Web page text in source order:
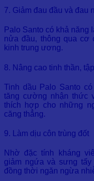
7. Giảm đau đầu và đau
Palo Santo có khả năng
nửa đầu, thông qua cơ
kinh trung ương.
8. Nâng cao tinh thần,
Tinh dầu Palo Santo
tăng cường nhận thức
thích hợp cho những
căng thẳng.
9. Làm dịu côn trùng đốt
Nhờ đặc tính kháng
giảm ngứa và sưng tấy
đồng thời ngăn ngừa